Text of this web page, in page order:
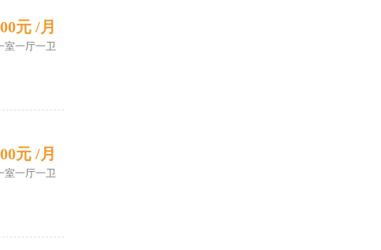
元 /月
室一厅一卫
元 /月
室一厅一卫